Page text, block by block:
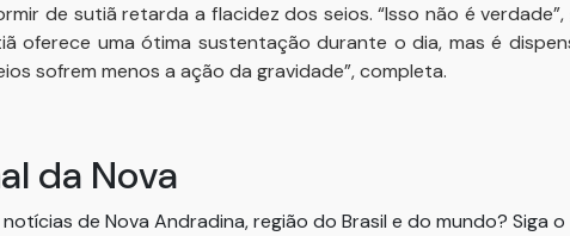
de sutiã retarda a flacidez dos seios. “Isso não é
oferece uma ótima sustentação durante o dia, mas é
sofrem menos a ação da gravidade”, completa.
da Nova
de Nova Andradina, região do Brasil e do mundo? Siga o